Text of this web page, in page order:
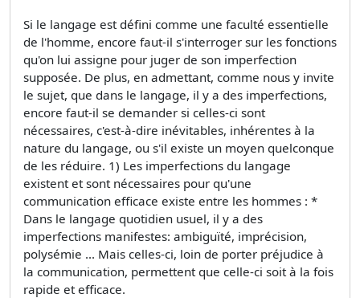
Si le langage est défini comme une faculté essentielle
de l'homme, encore faut-il s'interroger sur les fonctions
qu'on lui assigne pour juger de son imperfection
supposée. De plus, en admettant, comme nous y invite
le sujet, que dans le langage, il y a des imperfections,
encore faut-il se demander si celles-ci sont
nécessaires, c'est-à-dire inévitables, inhérentes à la
nature du langage, ou s'il existe un moyen quelconque
de les réduire. 1) Les imperfections du langage
existent et sont nécessaires pour qu'une
communication efficace existe entre les hommes : *
Dans le langage quotidien usuel, il y a des
imperfections manifestes: ambiguïté, imprécision,
polysémie ... Mais celles-ci, loin de porter préjudice à
la communication, permettent que celle-ci soit à la fois
rapide et efficace.